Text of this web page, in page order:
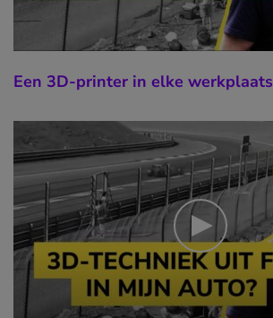
Een 3D-printer in elke werkplaats